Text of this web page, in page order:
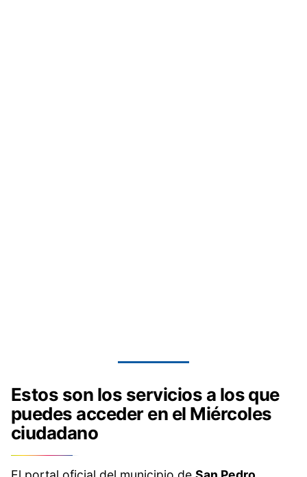
Estos son los servicios a los que
puedes acceder en el Miércoles
ciudadano